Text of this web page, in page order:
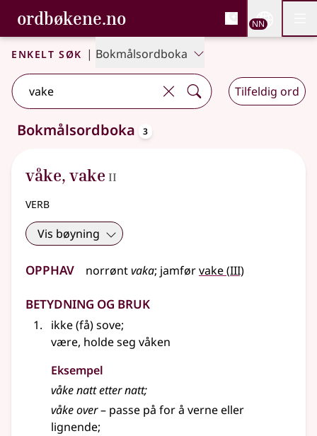
Gå til hovudinnhald
Tilgjenge
ordbøkene.no, Bokmålsordboka og
Bokmålsordboka og Nynorskordboka
NN
Enkelt søk | Bokmålsordboka
Tilfeldig ord
3 treff.Ytterlegare søkjeforslag tilgjengelege
Bokmålsordboka 3
våke, vake 2
II
verb
Vis bøyning
Opphav norrøntvaka; jamførvake(3
III)
Betydning og bruk
ikke (få) sove;
være, holde seg våken
Eksempel
våkenatt etter natt;
våkeover– passe på for å verneeller
lignende;